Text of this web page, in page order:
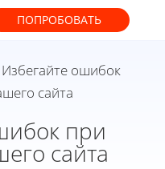
ПОПРОБОВАТЬ
ошибок
сайта
при
сайта